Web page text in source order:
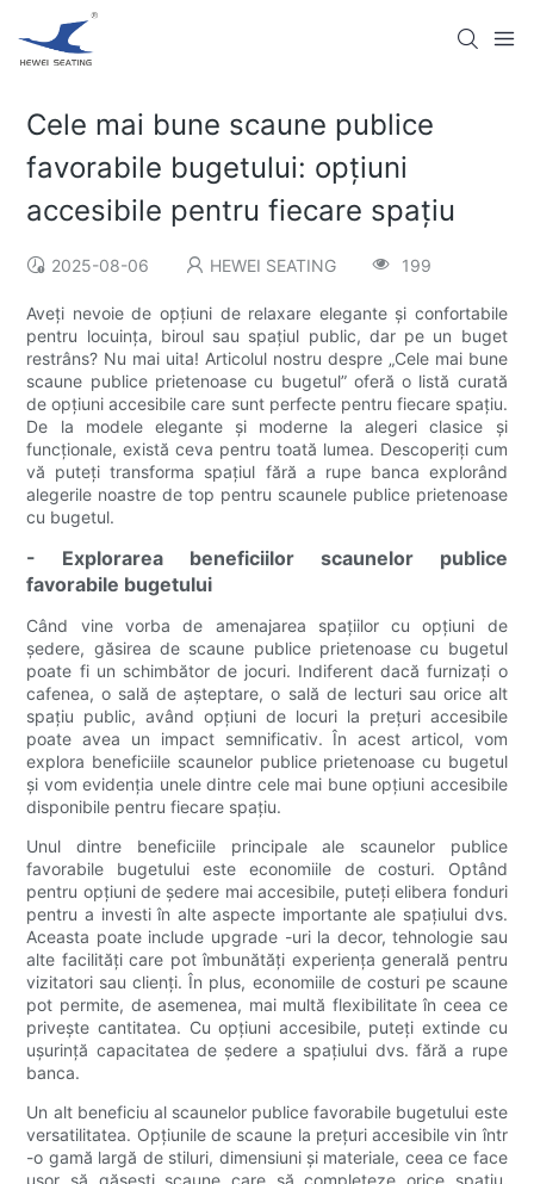
Cele mai bune scaune publice
favorabile bugetului: opțiuni
accesibile pentru fiecare spațiu
2025-08-06 HEWEI SEATING 199
Aveți nevoie de opțiuni de relaxare elegante și confortabile
pentru locuința, biroul sau spațiul public, dar pe un buget
restrâns? Nu mai uita! Articolul nostru despre „Cele mai bune
scaune publice prietenoase cu bugetul” oferă o listă curată
de opțiuni accesibile care sunt perfecte pentru fiecare spațiu.
De la modele elegante și moderne la alegeri clasice și
funcționale, există ceva pentru toată lumea. Descoperiți cum
vă puteți transforma spațiul fără a rupe banca explorând
alegerile noastre de top pentru scaunele publice prietenoase
cu bugetul.
- Explorarea beneficiilor scaunelor publice
favorabile bugetului
Când vine vorba de amenajarea spațiilor cu opțiuni de
ședere, găsirea de scaune publice prietenoase cu bugetul
poate fi un schimbător de jocuri. Indiferent dacă furnizați o
cafenea, o sală de așteptare, o sală de lecturi sau orice alt
spațiu public, având opțiuni de locuri la prețuri accesibile
poate avea un impact semnificativ. În acest articol, vom
explora beneficiile scaunelor publice prietenoase cu bugetul
și vom evidenția unele dintre cele mai bune opțiuni accesibile
disponibile pentru fiecare spațiu.
Unul dintre beneficiile principale ale scaunelor publice
favorabile bugetului este economiile de costuri. Optând
pentru opțiuni de ședere mai accesibile, puteți elibera fonduri
pentru a investi în alte aspecte importante ale spațiului dvs.
Aceasta poate include upgrade -uri la decor, tehnologie sau
alte facilități care pot îmbunătăți experiența generală pentru
vizitatori sau clienți. În plus, economiile de costuri pe scaune
pot permite, de asemenea, mai multă flexibilitate în ceea ce
privește cantitatea. Cu opțiuni accesibile, puteți extinde cu
ușurință capacitatea de ședere a spațiului dvs. fără a rupe
banca.
Un alt beneficiu al scaunelor publice favorabile bugetului este
versatilitatea. Opțiunile de scaune la prețuri accesibile vin într
-o gamă largă de stiluri, dimensiuni și materiale, ceea ce face